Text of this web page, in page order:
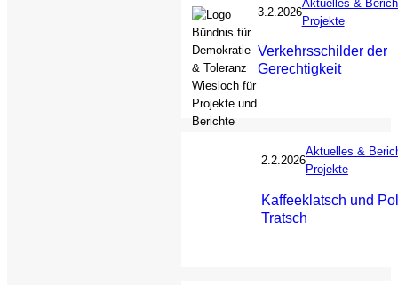
3.2.2026
Aktuelles &
Projekte
Verkehrsschilder der
Gerechtigkeit
2.2.2026
Aktuelles &
Projekte
Kaffeeklatsch und
Tratsch